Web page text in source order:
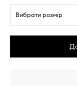
Вибрати розмір